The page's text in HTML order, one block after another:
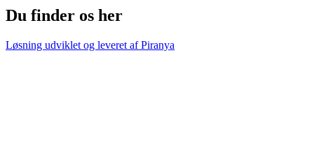
Du finder os her
Løsning udviklet og leveret afPiranya